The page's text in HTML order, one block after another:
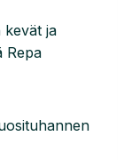
kevät ja
Repa